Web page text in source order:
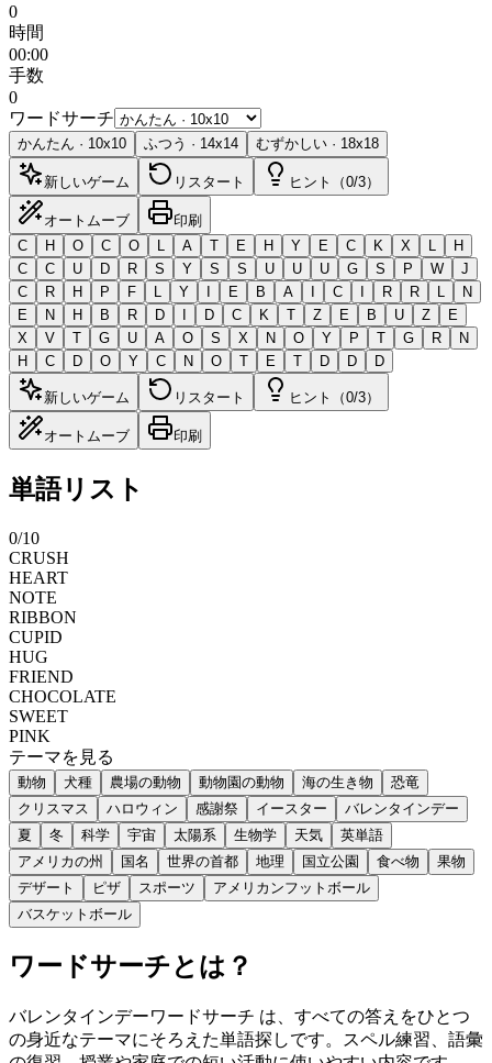
0
時間
00:00
手数
0
ワードサーチ
かんたん · 10x10 ふつう · 14x14 むずかしい · 18x18
新しいゲーム リスタート ヒント（0/3）
オートムーブ
印刷
C
H O C O L A T E H Y E C K X L
H
C
C U D R S Y S S U U U G S P W
J
C
R H P F L Y I E B A I C I R R L
N
E
N H B R D I D C K T Z E B U Z
E
X
V T G U A O S X N O Y P T G R
N
H
C D O Y C N O T E T D D D
新しいゲーム リスタート ヒント（0/3）
オートムーブ 印刷
単語リスト
0/10
CRUSH
HEART
NOTE
RIBBON
CUPID
HUG
FRIEND
CHOCOLATE
SWEET
PINK
テーマを見る
動物 犬種 農場の動物 動物園の動物 海の生き物
恐竜
クリスマス
ハロウィン 感謝祭 イースター
バレンタインデー
夏
冬 科学 宇宙 太陽系 生物学 天気
英単語
アメリカの州
国名 世界の首都 地理 国立公園 食べ物
果物
デザート
ピザ スポーツ
アメリカンフットボール
バスケットボール
ワードサーチとは？
バレンタインデーワードサーチ は、すべての答えをひとつ
の身近なテーマにそろえた単語探しです。スペル練習、語彙